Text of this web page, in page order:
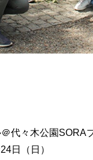
代々木公園SORA
日（日）